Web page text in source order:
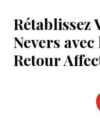
Rétablissez
Nevers
Retour